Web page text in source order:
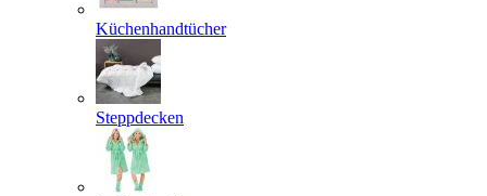
Küchenhandtücher
Steppdecken